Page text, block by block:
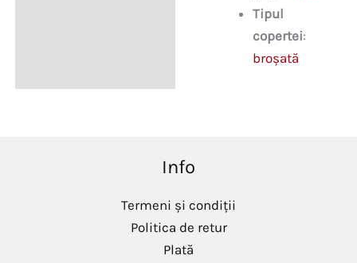
Tipul
copertei:
broșată
Info
Termeni și condiții
Politica de retur
Plată